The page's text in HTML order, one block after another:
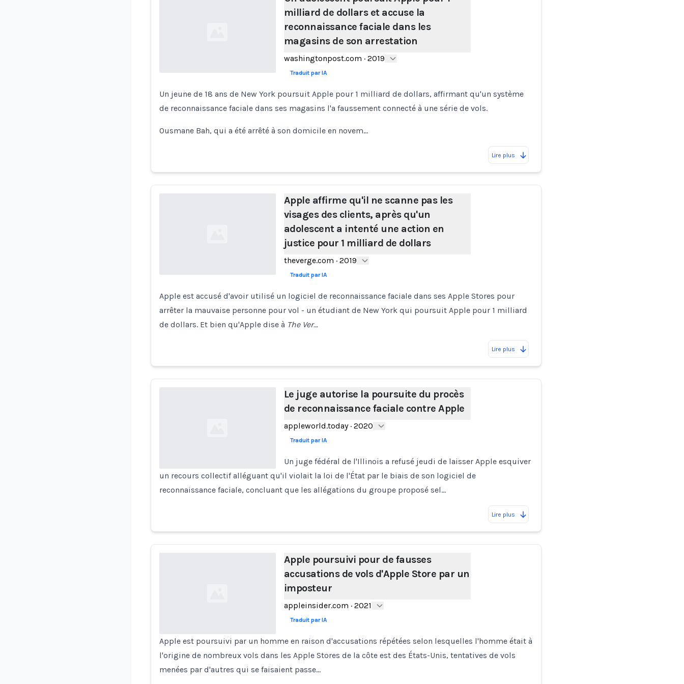
milliard de dollars et accuse la
reconnaissance faciale dans les
magasins de son arrestation
washingtonpost.com · 2019
Traduit par IA
Un jeune de 18 ans de New York poursuit Apple pour 1 milliard de dollars, affirmant qu'un système
de reconnaissance faciale dans ses magasins l'a faussement connecté à une série de vols.
Ousmane Bah, qui a été arrêté à son domicile en novem…
Lire plus
Apple affirme qu'il ne scanne pas les
visages des clients, après qu'un
adolescent a intenté une action en
justice pour 1 milliard de dollars
theverge.com · 2019
Traduit par IA
Apple est accusé d'avoir utilisé un logiciel de reconnaissance faciale dans ses Apple Stores pour
arrêter la mauvaise personne pour vol - un étudiant de New York qui poursuit Apple pour 1 milliard
de dollars. Et bien qu'Apple dise à The Ver…
Lire plus
Le juge autorise la poursuite du procès
de reconnaissance faciale contre Apple
appleworld.today· 2020
Traduit par IA
Un juge fédéral de l'Illinois a refusé jeudi de laisser Apple esquiver
un recours collectif alléguant qu'il violait la loi de l'État par le biais de son logiciel de
reconnaissance faciale, concluant que les allégations du groupe proposé sel…
Lire plus
Apple poursuivi pour de fausses
accusations de vols d'Apple Store par un
imposteur
appleinsider.com · 2021
Traduit par IA
Apple est poursuivi par un homme en raison d'accusations répétées selon lesquelles l'homme était à
l'origine de nombreux vols dans les Apple Stores de la côte est des États-Unis, tentatives de vols
menées par d'autres qui se faisaient passe…